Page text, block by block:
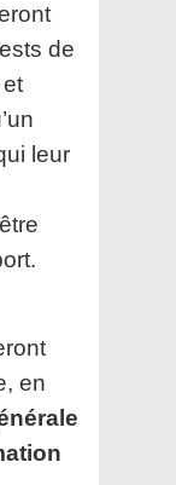
de
leur
en